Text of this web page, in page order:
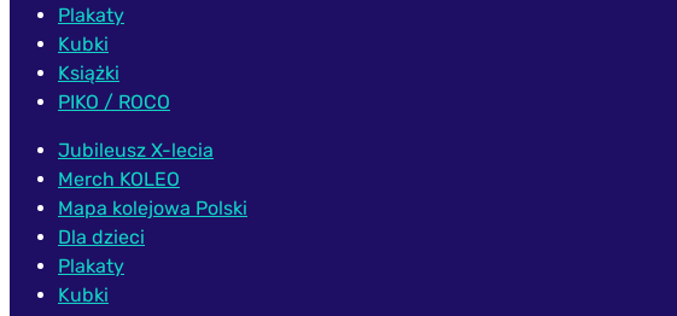
Plakaty
Kubki
Książki
PIKO / ROCO
Jubileusz X-lecia
Merch KOLEO
Mapa kolejowa Polski
Dla dzieci
Plakaty
Kubki